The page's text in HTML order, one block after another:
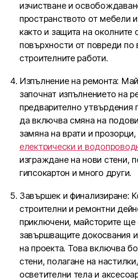
изчистване и
пространството от мебели
както и защита на околните
повърхности от повреди по
строителните работи.
Изпълнение на ремонта:
започнат изпълнението на
предварително
да включва смяна на
замяна на врати и прозорци,
електрически и
изграждане на нови стени,
гипсокартон и много други.
Завършек и финализиране:
строителни и ремонтни
приключени, майсторите ще
завършващите докосвания
на проекта. Това включва
стени, полагане на
осветителни тела и